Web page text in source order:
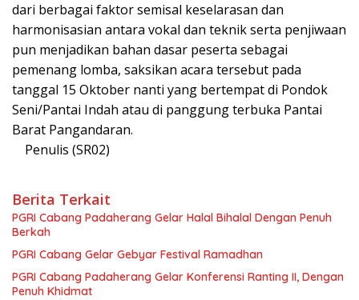
dari berbagai faktor semisal keselarasan dan
harmonisasian antara vokal dan teknik serta penjiwaan
pun menjadikan bahan dasar peserta sebagai
pemenang lomba, saksikan acara tersebut pada
tanggal 15 Oktober nanti yang bertempat di Pondok
Seni/Pantai Indah atau di panggung terbuka Pantai
Barat Pangandaran.
Penulis (SR02)
Berita Terkait
PGRI Cabang Padaherang Gelar Halal Bihalal Dengan Penuh
Berkah
PGRI Cabang Gelar Gebyar Festival Ramadhan
PGRI Cabang Padaherang Gelar Konferensi Ranting II, Dengan
Penuh Khidmat